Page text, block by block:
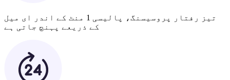
تیز رفتار پروسیسنگ، پالیسی 1 منٹ کے اندر ای میل
کے ذریعے پہنچ جاتی ہے